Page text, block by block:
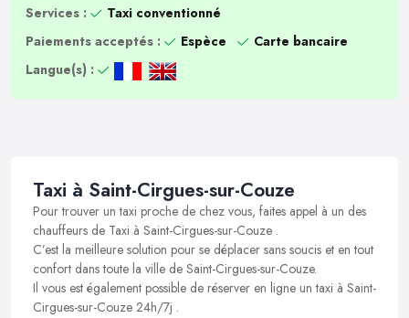
Services :
Taxi conventionné
Paiements acceptés :
Espèce
Carte bancaire
Langue(s) :
Taxi à Saint-Cirgues-sur-Couze
Pour trouver un taxi proche de chez vous, faites appel à un des
chauffeurs de Taxi à Saint-Cirgues-sur-Couze .
C’est la meilleure solution pour se déplacer sans soucis et en tout
confort dans toute la ville de Saint-Cirgues-sur-Couze.
Il vous est également possible de réserver en ligne un taxi à Saint-
Cirgues-sur-Couze 24h/7j .